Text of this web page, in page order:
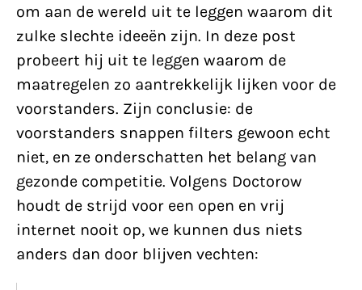
om aan de wereld uit te leggen waarom dit
zulke slechte ideeën zijn. In deze post
probeert hij uit te leggen waarom de
maatregelen zo aantrekkelijk lijken voor de
voorstanders. Zijn conclusie: de
voorstanders snappen filters gewoon echt
niet, en ze onderschatten het belang van
gezonde competitie. Volgens Doctorow
houdt de strijd voor een open en vrij
internet nooit op, we kunnen dus niets
anders dan door blijven vechten: